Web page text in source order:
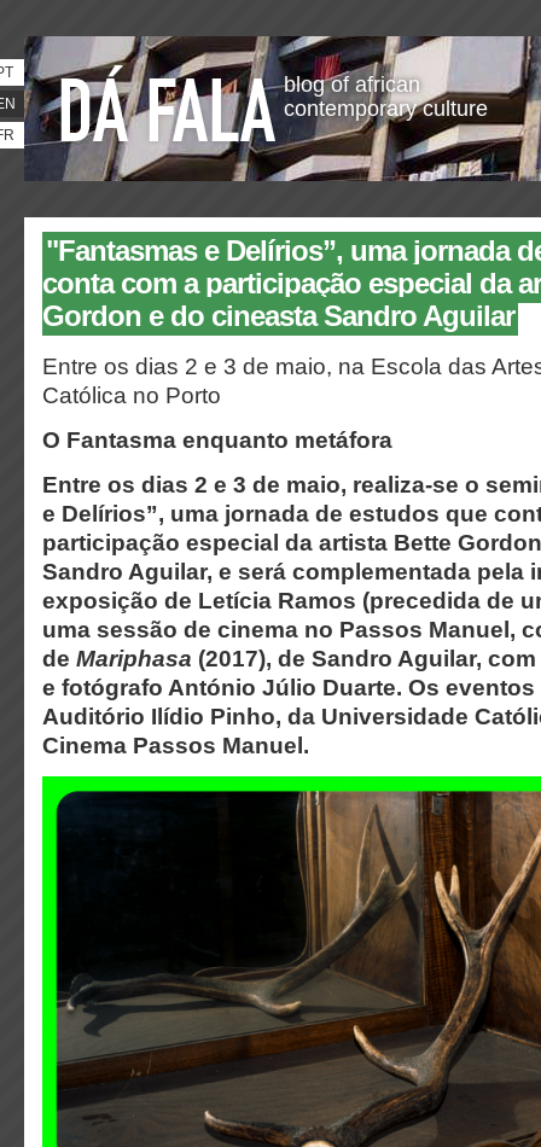
blog of african
contemporary culture
"Fantasmas e Delírios”, uma jornada
conta com a participação especial da
Gordon e do cineasta Sandro Aguilar
Entre os dias 2 e 3 de maio, na Escola das
Católica no Porto
O Fantasma enquanto metáfora
Entre os dias 2 e 3 de maio, realiza-se o
e Delírios”, uma jornada de estudos que
participação especial da artista Bette
Sandro Aguilar, e será complementada pela
exposição de Letícia Ramos (precedida de
uma sessão de cinema no Passos Manuel,
de Mariphasa (2017), de Sandro Aguilar,
e fotógrafo António Júlio Duarte. Os eventos
Auditório Ilídio Pinho, da Universidade
Cinema Passos Manuel.